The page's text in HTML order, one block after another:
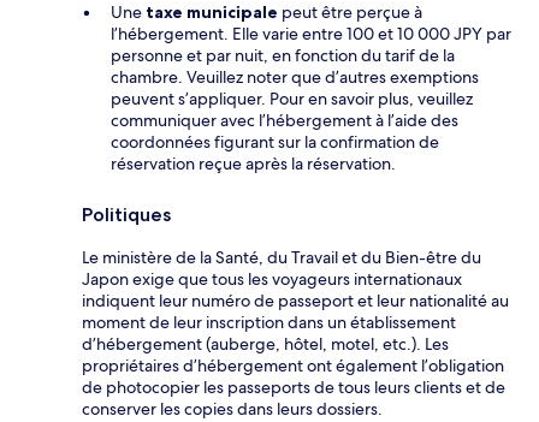
Une taxe municipale peut être perçue à
l’hébergement. Elle varie entre 100 et 10 000 JPY par
personne et par nuit, en fonction du tarif de la
chambre. Veuillez noter que d’autres exemptions
peuvent s’appliquer. Pour en savoir plus, veuillez
communiquer avec l’hébergement à l’aide des
coordonnées figurant sur la confirmation de
réservation reçue après la réservation.
Politiques
Le ministère de la Santé, du Travail et du Bien-être du
Japon exige que tous les voyageurs internationaux
indiquent leur numéro de passeport et leur nationalité au
moment de leur inscription dans un établissement
d’hébergement (auberge, hôtel, motel, etc.). Les
propriétaires d’hébergement ont également l’obligation
de photocopier les passeports de tous leurs clients et de
conserver les copies dans leurs dossiers.